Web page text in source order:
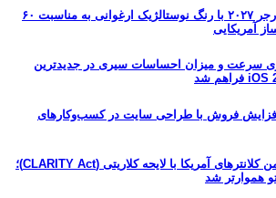
رونمایی از دوج چارجر ۲۰۲۷ با رنگ نوستالژیک ارغوانی به مناسبت ۶۰
آمریکایی
سرعت و میزان احساسات سیری در جدیدترین
فروش با طراحی سایت در کسب‌وکارهای
پایان مخالفت انجمن کلانترهای آمریکا با لایحه کلاریتی (CLARITY Act)؛
هموارتر شد